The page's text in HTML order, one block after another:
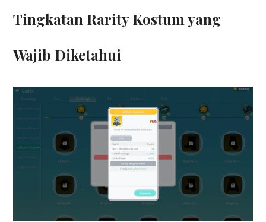
Tingkatan Rarity Kostum yang
Wajib Diketahui